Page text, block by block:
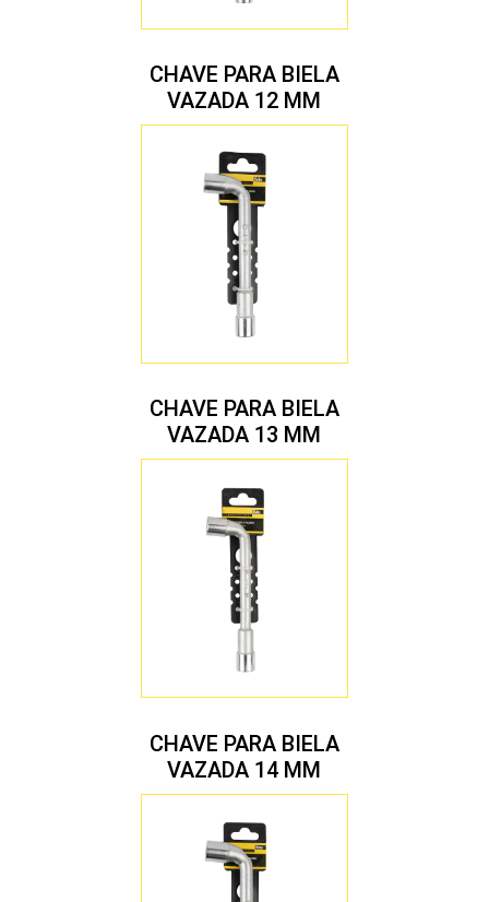
CHAVE PARA BIELA
VAZADA 12 MM
CHAVE PARA BIELA
VAZADA 13 MM
CHAVE PARA BIELA
VAZADA 14 MM